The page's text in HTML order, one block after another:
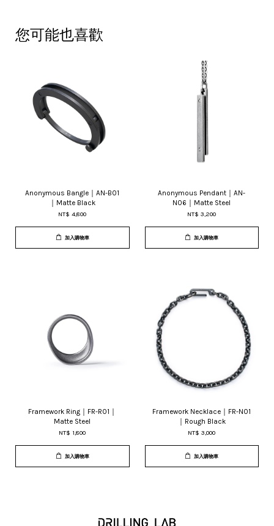
您可能也喜歡
Anonymous Bangle｜AN-B01
｜Matte Black
NT$ 4,800
加入購物車
Anonymous Pendant｜AN-
N06｜Matte Steel
NT$ 3,200
加入購物車
Framework Ring｜FR-R01｜
Matte Steel
NT$ 1,800
加入購物車
Framework Necklace｜FR-N01
｜Rough Black
NT$ 3,000
加入購物車